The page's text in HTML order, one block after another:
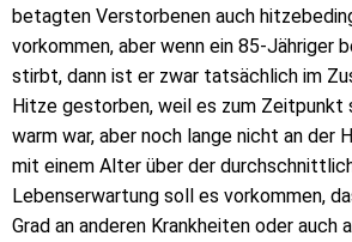
betagten Verstorbenen auch
vorkommen, aber wenn ein 85-Jähriger
stirbt, dann ist er zwar tatsächlich im
Hitze gestorben, weil es zum Zeitpunkt
warm war, aber noch lange nicht an der
mit einem Alter über der
Lebenserwartung soll es vorkommen,
Grad an anderen Krankheiten oder auch